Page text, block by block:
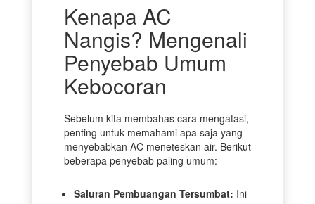
Kenapa AC
Nangis? Mengenali
Penyebab Umum
Kebocoran
Sebelum kita membahas cara mengatasi,
penting untuk memahami apa saja yang
menyebabkan AC meneteskan air. Berikut
beberapa penyebab paling umum:
Saluran Pembuangan Tersumbat: Ini